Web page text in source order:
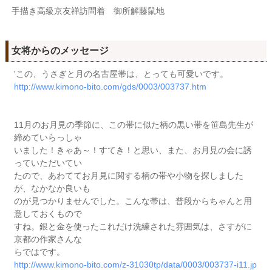
手描き高級京友禅訪問着 御所解藤鼠地
女将からのメッセージ
'この、うさぎと月の名古屋帯は、とっても可愛いです。
http://www.kimono-bito.com/gds/0003/003737.htm
11月のお月見の季節に、この帯に似た柄の黒い帯を笹島先生が
締めていらっしゃ
いました！きゃあ～！すてき！と思い、また、お月見の会に誘
っていただいてい
たので、あわててお月見に関する柄の帯や小物を探しました
が、なかなか良いも
のが見つかりませんでした。こんな帯は、普段からちゃんと用
意しておくもので
すね。銀と金を使ったこれだけ洗練された雰囲気は、さすがに
京都の作家さんな
らではです。
http://www.kimono-bito.com/z-31030tp/data/0003/003737-i11.jp